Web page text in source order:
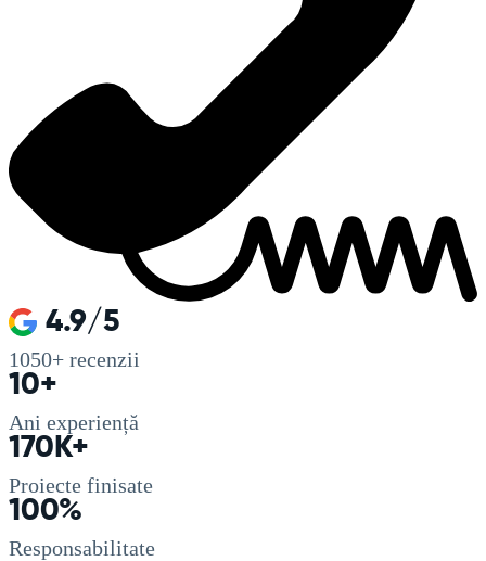
4.9/5
1050+ recenzii
10+
Ani experiență
170K+
Proiecte finisate
100%
Responsabilitate